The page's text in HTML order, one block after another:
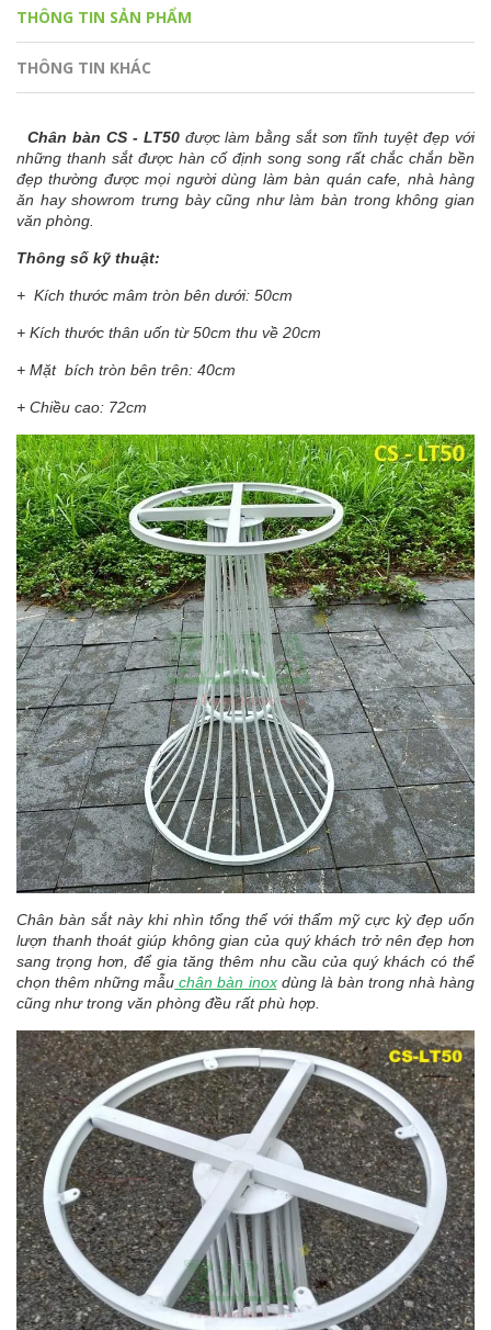
THÔNG TIN SẢN PHẨM
THÔNG TIN KHÁC
Chân bàn CS - LT50 được làm bằng sắt sơn tĩnh tuyệt đẹp với
những thanh sắt được hàn cố định song song rất chắc chắn bền
đẹp thường được mọi người dùng làm bàn quán cafe, nhà hàng
ăn hay showrom trưng bày cũng như làm bàn trong không gian
văn phòng.
Thông số kỹ thuật:
+ Kích thước mâm tròn bên dưới: 50cm
+ Kích thước thân uốn từ 50cm thu về 20cm
+ Mặt bích tròn bên trên: 40cm
+ Chiều cao: 72cm
Chân bàn sắt này khi nhìn tổng thể với thẩm mỹ cực kỳ đẹp uốn
lượn thanh thoát giúp không gian của quý khách trở nên đẹp hơn
sang trọng hơn, để gia tăng thêm nhu cầu của quý khách có thể
chọn thêm những mẫu chân bàn inoxdùng là bàn trong nhà hàng
cũng như trong văn phòng đều rất phù hợp.